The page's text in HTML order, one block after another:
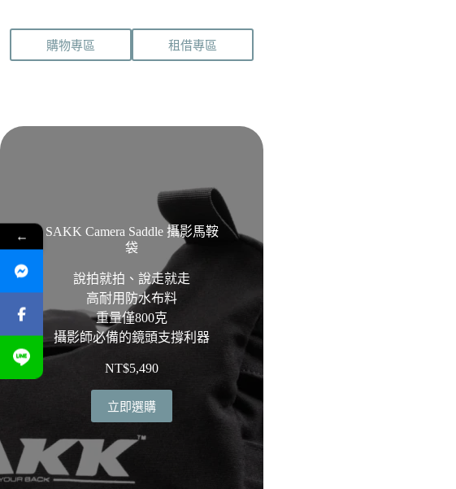
購物專區 租借專區
SAKK Camera Saddle 攝影馬鞍
袋
說拍就拍、說走就走
高耐用防水布料
重量僅800克
攝影師必備的鏡頭支撐利器
NT$5,490
立即選購
←